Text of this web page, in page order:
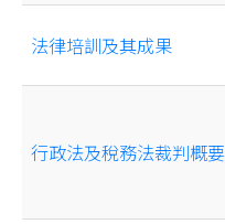
法律培訓及其成果
行政法及稅務法裁判概要